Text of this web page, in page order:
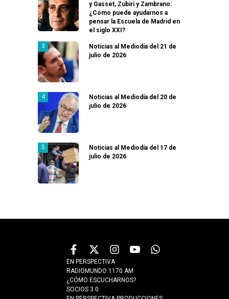
y Gasset, Zubiri y Zambrano:
¿Cómo puede ayudarnos a
pensar la Escuela de Madrid en
el siglo XXI?
Noticias al Mediodía del 21 de
julio de 2026
Noticias al Mediodía del 20 de
julio de 2026
Noticias al Mediodía del 17 de
julio de 2026
EN PERSPECTIVA
RADIOMUNDO 1170 AM
¿CÓMO ESCUCHARNOS?
SOCIOS 3.0